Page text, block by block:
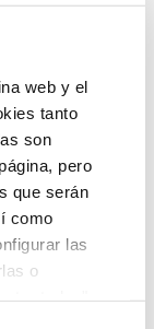
web y el
tanto
son
pero
que serán
como
las
o